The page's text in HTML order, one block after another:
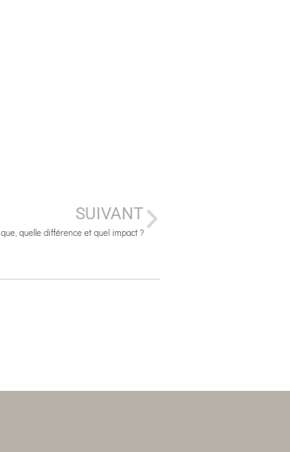
SUIVANT
quelle différence et quel impact ?